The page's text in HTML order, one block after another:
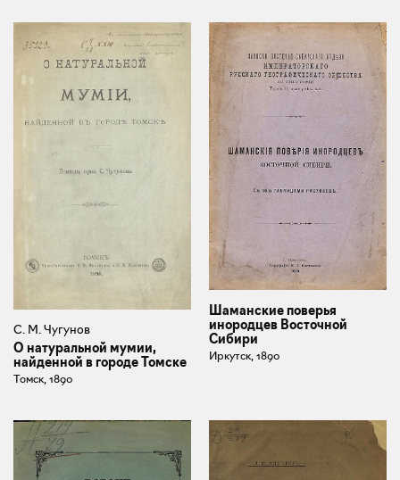
С. М. Чугунов
О натуральной мумии,
найденной в городе Томске
Томск, 1890
Шаманские поверья
инородцев Восточной
Сибири
Иркутск, 1890